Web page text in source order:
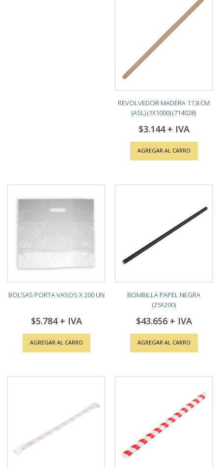
REVOLVEDOR MADERA 17,8 CM
(ASL) (1X1000) (714028)
$3.144
AGREGAR AL CARRO
BOLSAS PORTA VASOS X 200 UN
$5.784
AGREGAR AL CARRO
BOMBILLA PAPEL NEGRA
(25X200)
$43.656
AGREGAR AL CARRO